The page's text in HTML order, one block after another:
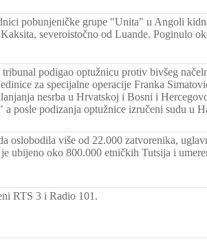
pobunjeničke grupe "Unita" u Angoli
severoistočno od Luande. Poginulo
podigao optužnicu protiv bivšeg
za specijalne operacije Franka
nesrba u Hrvatskoj i Bosni i
posle podizanja optužnice izručeni sudu u
oslobodila više od 22.000 zatvorenika,
ubijeno oko 800.000 etničkih Tutsija i
RTS 3 i Radio 101.